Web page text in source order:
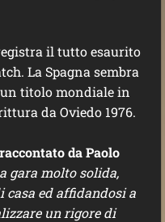
il tutto esaurito
La Spagna sembra
titolo mondiale in
da Oviedo 1976.
raccontato da Paolo
gara molto solida,
casa ed affidandosi a
un rigore di